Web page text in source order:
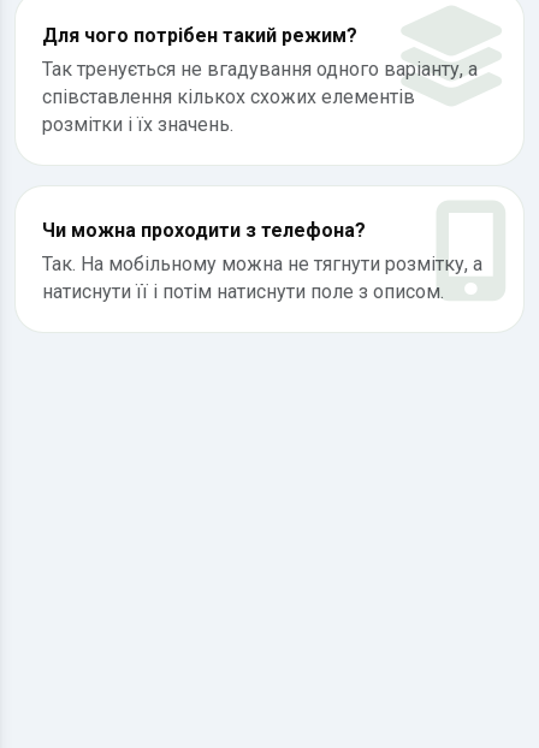
Для чого потрібен такий режим?
Так тренується не вгадування одного варіанту, а
співставлення кількох схожих елементів
розмітки і їх значень.
Чи можна проходити з телефона?
Так. На мобільному можна не тягнути розмітку, а
натиснути її і потім натиснути поле з описом.